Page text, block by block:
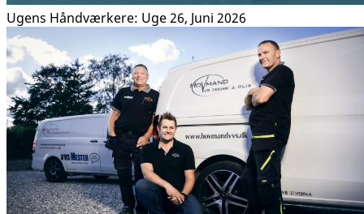
Ugens Håndværkere: Uge 26, Juni 2026